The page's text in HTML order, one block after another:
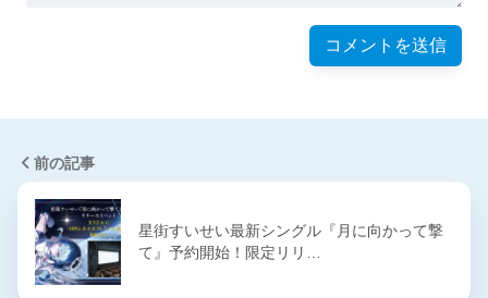
前の記事
星街すいせい最新シングル『月に向かって撃
て』予約開始！限定リリ…